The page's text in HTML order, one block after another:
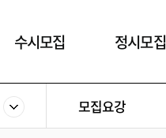
수시모집 정시모집
모집요강